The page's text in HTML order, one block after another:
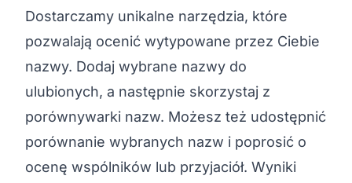
Dostarczamy unikalne narzędzia, które
pozwalają ocenić wytypowane przez Ciebie
nazwy. Dodaj wybrane nazwy do
ulubionych, a następnie skorzystaj z
porównywarki nazw. Możesz też udostępnić
porównanie wybranych nazw i poprosić o
ocenę wspólników lub przyjaciół. Wyniki